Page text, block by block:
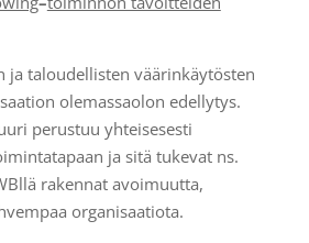
ja taloudellisten väärinkäytösten
olemassaolon edellytys.
perustuu yhteisesesti
ja sitä tukevat ns.
rakennat avoimuutta,
organisaatiota.